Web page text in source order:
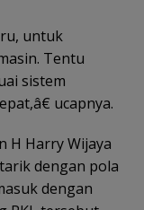
untuk
Tentu
sistem
ucapnya.
H Harry Wijaya
dengan pola
dengan